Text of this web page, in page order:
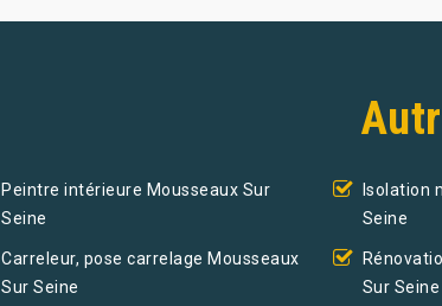
Peintre intérieure Mousseaux Sur
Seine
Carreleur, pose carrelage Mousseaux
Sur Seine
Isolation
Seine
Sur Seine